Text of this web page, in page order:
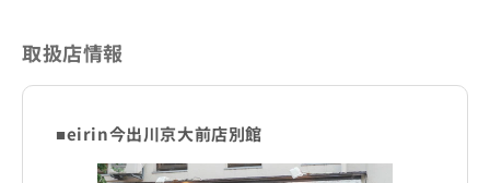
取扱店情報
■eirin今出川京大前店別館